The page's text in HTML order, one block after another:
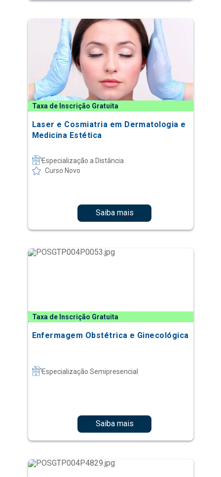
Taxa de Inscrição Gratuita
Laser e Cosmiatria em Dermatologia e
Medicina Estética
Especialização a Distância
Curso Novo
Saiba mais
Taxa de Inscrição Gratuita
Enfermagem Obstétrica e Ginecológica
Especialização Semipresencial
Saiba mais